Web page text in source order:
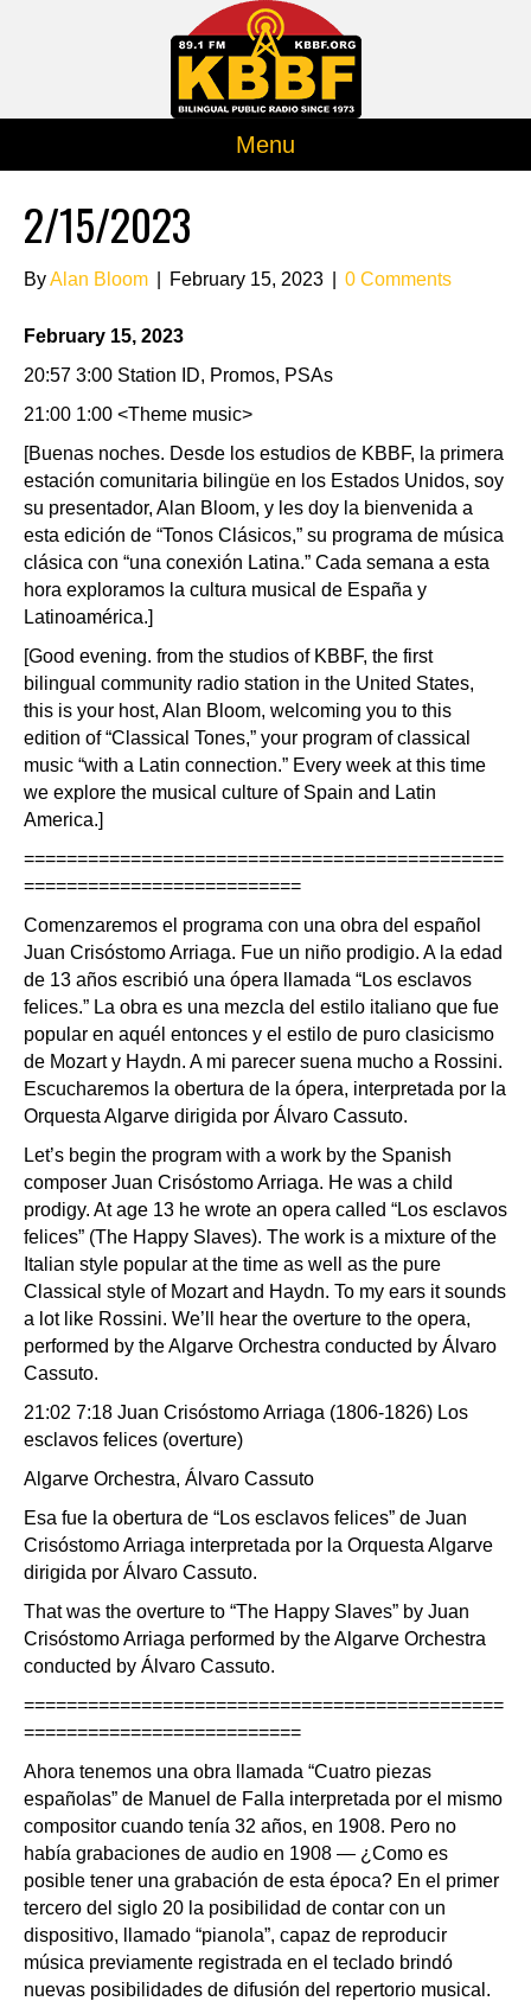
Menu
2/15/2023
ByAlan Bloom February 15, 2023 0 Comments
February 15, 2023
20:57 3:00 Station ID, Promos, PSAs
21:00 1:00 <Theme music>
[Buenas noches. Desde los estudios de KBBF, la primera
estación comunitaria bilingüe en los Estados Unidos, soy
su presentador, Alan Bloom, y les doy la bienvenida a
esta edición de “Tonos Clásicos,” su programa de música
clásica con “una conexión Latina.” Cada semana a esta
hora exploramos la cultura musical de España y
Latinoamérica.]
[Good evening. from the studios of KBBF, the first
bilingual community radio station in the United States,
this is your host, Alan Bloom, welcoming you to this
edition of “Classical Tones,” your program of classical
music “with a Latin connection.” Every week at this time
we explore the musical culture of Spain and Latin
America.]
=============================================
==========================
Comenzaremos el programa con una obra del español
Juan Crisóstomo Arriaga. Fue un niño prodigio. A la edad
de 13 años escribió una ópera llamada “Los esclavos
felices.” La obra es una mezcla del estilo italiano que fue
popular en aquél entonces y el estilo de puro clasicismo
de Mozart y Haydn. A mi parecer suena mucho a Rossini.
Escucharemos la obertura de la ópera, interpretada por la
Orquesta Algarve dirigida por Álvaro Cassuto.
Let’s begin the program with a work by the Spanish
composer Juan Crisóstomo Arriaga. He was a child
prodigy. At age 13 he wrote an opera called “Los esclavos
felices” (The Happy Slaves). The work is a mixture of the
Italian style popular at the time as well as the pure
Classical style of Mozart and Haydn. To my ears it sounds
a lot like Rossini. We’ll hear the overture to the opera,
performed by the Algarve Orchestra conducted by Álvaro
Cassuto.
21:02 7:18 Juan Crisóstomo Arriaga (1806-1826) Los
esclavos felices (overture)
Algarve Orchestra, Álvaro Cassuto
Esa fue la obertura de “Los esclavos felices” de Juan
Crisóstomo Arriaga interpretada por la Orquesta Algarve
dirigida por Álvaro Cassuto.
That was the overture to “The Happy Slaves” by Juan
Crisóstomo Arriaga performed by the Algarve Orchestra
conducted by Álvaro Cassuto.
=============================================
==========================
Ahora tenemos una obra llamada “Cuatro piezas
españolas” de Manuel de Falla interpretada por el mismo
compositor cuando tenía 32 años, en 1908. Pero no
había grabaciones de audio en 1908 — ¿Como es
posible tener una grabación de esta época? En el primer
tercero del siglo 20 la posibilidad de contar con un
dispositivo, llamado “pianola”, capaz de reproducir
música previamente registrada en el teclado brindó
nuevas posibilidades de difusión del repertorio musical.